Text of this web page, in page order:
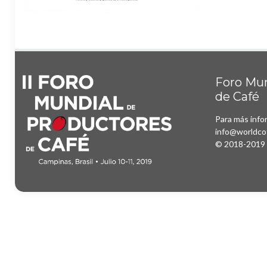
Foro
de Café
Para más
© 2018-2019